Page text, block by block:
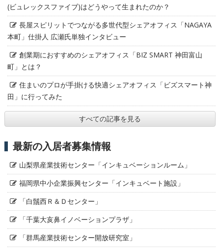
(ビュレックスファイブ)はどうやって生まれたのか？
長屋スピリットでつながる多世代型シェアオフィス「NAGAYA
本町」仕掛人 広瀬氏単独インタビュー
創業期におすすめのシェアオフィス「BIZ SMART 神田富山
町」とは？
住まいのプロが手掛ける快適シェアオフィス「ビズスマート神
田」に行ってみた
すべての記事を見る
最新の入居者募集情報
山梨県産業技術センター「インキュベーションルーム」
福岡県中小企業振興センター「インキュベート施設」
「白鬚西Ｒ＆Ｄセンター」
「千葉大亥鼻イノベーションプラザ」
「群馬産業技術センター開放研究室」